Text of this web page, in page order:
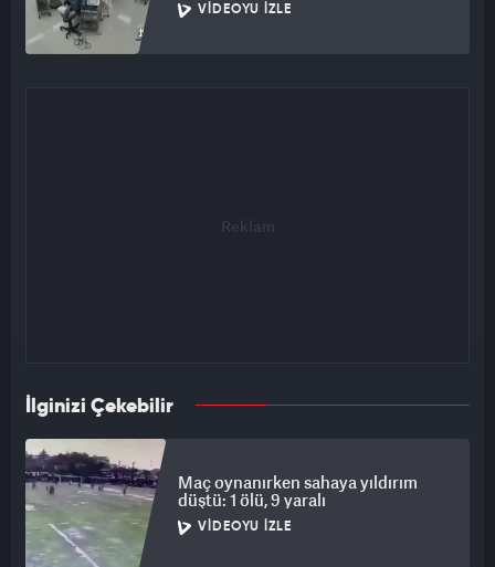
VIDEOYU İZLE
İlginizi Çekebilir
Maç oynanırken sahaya yıldırım
düştü: 1 ölü, 9 yaralı
VIDEOYU İZLE